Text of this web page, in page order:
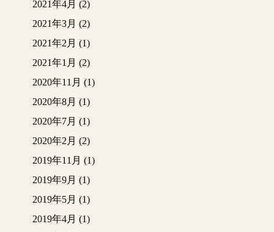
2021年4月 (2)
2021年3月 (2)
2021年2月 (1)
2021年1月 (2)
2020年11月 (1)
2020年8月 (1)
2020年7月 (1)
2020年2月 (2)
2019年11月 (1)
2019年9月 (1)
2019年5月 (1)
2019年4月 (1)